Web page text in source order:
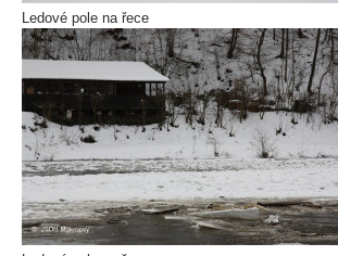
Ledové pole na řece